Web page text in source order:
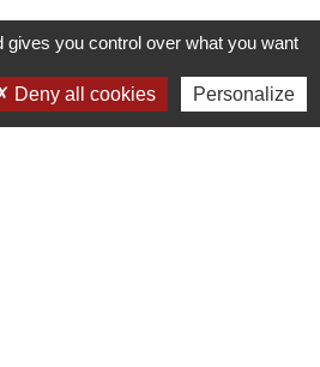
une erreur sur cette page
you control over what you want
Deny all cookies Personalize